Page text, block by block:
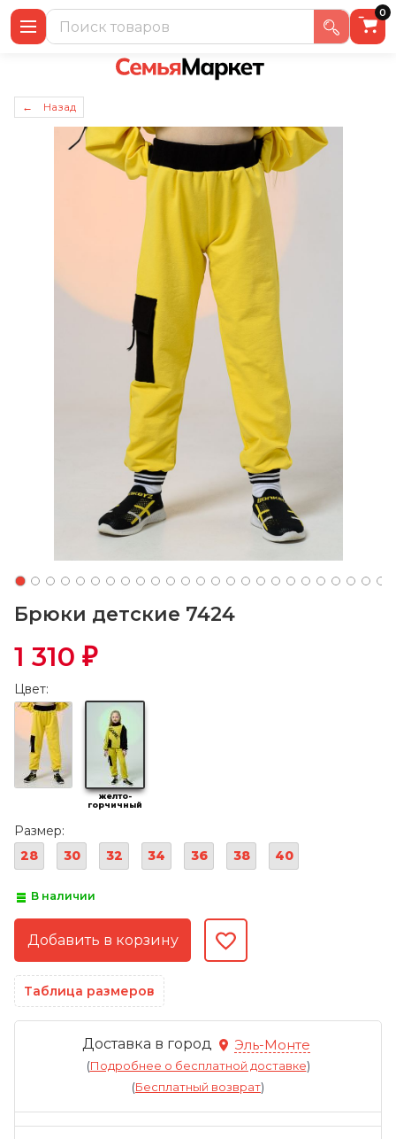
0
← Назад
Брюки детские 7424
1 310 ₽
Цвет:
желто-
горчичный
Размер:
28
30 32 34 36 38 40
В наличии
Таблица размеров
Доставка в город Эль-Монте
(Подробнее о бесплатной доставке)
(Бесплатный возврат)